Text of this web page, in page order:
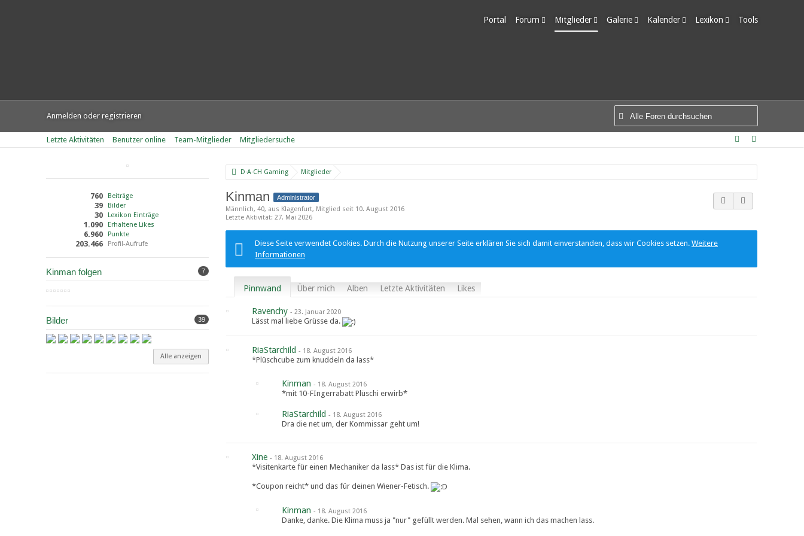
Anmelden oder registrieren
Portal Forum Mitglieder Galerie Kalender Lexikon Tools
Letzte Aktivitäten Benutzer online Team-Mitglieder Mitgliedersuche
Beiträge
760
Bilder
39
Lexikon Einträge
30
Erhaltene Likes
1.090
Punkte
6.960
Profil-Aufrufe
203.466
Kinman folgen 7
Bilder 39
Alle anzeigen
D·A·CH Gaming Mitglieder
Kinman Administrator
Männlich 40 aus Klagenfurt Mitglied seit 10. August 2016
Letzte Aktivität 27. Mai 2026
Diese Seite verwendet Cookies. Durch die Nutzung unserer Seite erklären Sie sich damit einverstanden, dass wir Cookies setzen. Weitere
Informationen
Pinnwand Über mich Alben Letzte Aktivitäten Likes
Ravenchy - 23. Januar 2020
Lässt mal liebe Grüsse da.
RiaStarchild - 18. August 2016
*Plüschcube zum knuddeln da lass*
Kinman - 18. August 2016
*mit 10-FIngerrabatt Plüschi erwirb*
RiaStarchild - 18. August 2016
Dra die net um, der Kommissar geht um!
Xine - 18. August 2016
*Visitenkarte für einen Mechaniker da lass* Das ist für die Klima.
*Coupon reicht* und das für deinen Wiener-Fetisch.
Kinman - 18. August 2016
Danke, danke. Die Klima muss ja "nur" gefüllt werden. Mal sehen, wann ich das machen lass.